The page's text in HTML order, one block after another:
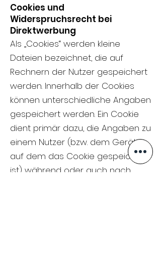
Cookies und
Widerspruchsrecht bei
Direktwerbung
Als „Cookies“ werden kleine
Dateien bezeichnet, die auf
Rechnern der Nutzer gespeichert
werden. Innerhalb der Cookies
können unterschiedliche Angaben
gespeichert werden. Ein Cookie
dient primär dazu, die Angaben zu
einem Nutzer (bzw. dem Gerät
auf dem das Cookie gespeichert
ist) während oder auch nach